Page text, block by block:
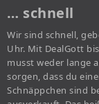
… schnell
Wir sind schnell,
Uhr. Mit DealGott
musst weder lange
sorgen, dass du
Schnäppchen sind